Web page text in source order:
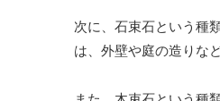
次に、石束石という種
は、外壁や庭の造りな